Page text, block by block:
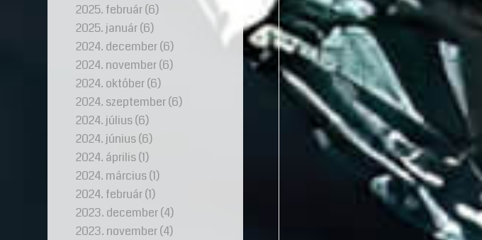
2025. február(6)
2025. január(6)
2024. december(6)
2024. november(6)
2024. október(6)
2024. szeptember(6)
2024. július(6)
2024. június(6)
2024. április(1)
2024. március(1)
2024. február(1)
2023. december(4)
2023. november(4)